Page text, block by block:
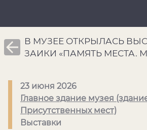
В МУЗЕЕ ОТКРЫЛАСЬ
ЗАИКИ «ПАМЯТЬ МЕСТА.
23 июня 2026
Главное здание музея
Присутственных мест)
Выставки